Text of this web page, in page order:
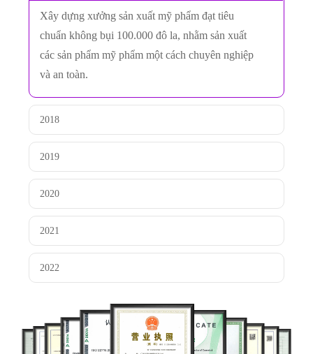
Xây dựng xưởng sản xuất mỹ phẩm đạt tiêu
chuẩn không bụi 100.000 đô la, nhằm sản xuất
các sản phẩm mỹ phẩm một cách chuyên nghiệp
và an toàn.
2018
2019
2020
2021
2022